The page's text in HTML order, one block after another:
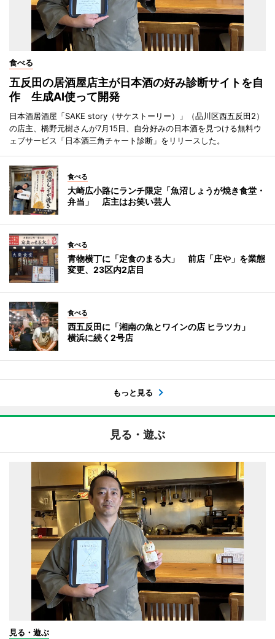
食べる
五反田の居酒屋店主が日本酒の好み診断サイトを自
作 生成AI使って開発
日本酒居酒屋「SAKE story（サケストーリー）」（品川区西五反田2）
の店主、橋野元樹さんが7月15日、自分好みの日本酒を見つける無料ウ
ェブサービス「日本酒三角チャート診断」をリリースした。
食べる
大崎広小路にランチ限定「魚沼しょうが焼き食堂・
弁当」 店主はお笑い芸人
食べる
青物横丁に「定食のまる大」 前店「庄や」を業態
変更、23区内2店目
食べる
西五反田に「湘南の魚とワインの店 ヒラツカ」
横浜に続く2号店
もっと見る
見る・遊ぶ
見る・遊ぶ